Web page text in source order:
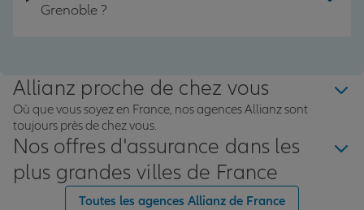
Grenoble ?
Allianz proche de chez vous
Où que vous soyez en France, nos agences Allianz sont
toujours près de chez vous.
Nos offres d'assurance dans les
plus grandes villes de France
Toutes les agences Allianz de France